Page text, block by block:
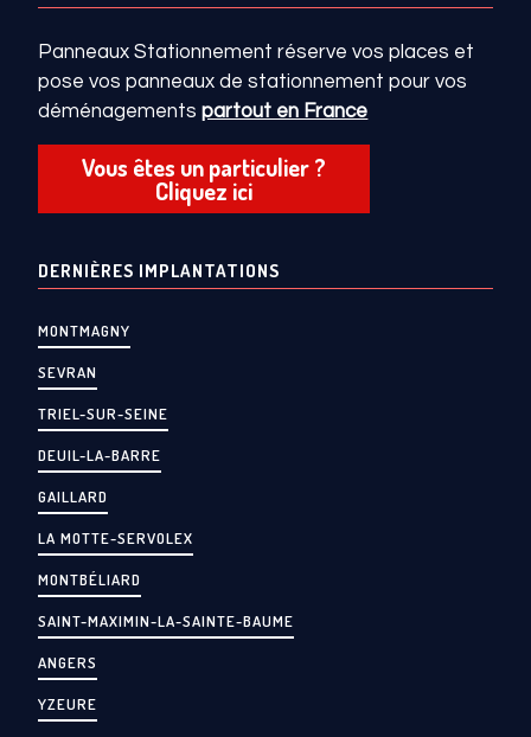
Panneaux Stationnement réserve vos places et
pose vos panneaux de stationnement pour vos
déménagementspartout en France
Vous êtes un particulier ?
Cliquez ici
DERNIÈRES IMPLANTATIONS
MONTMAGNY
SEVRAN
TRIEL-SUR-SEINE
DEUIL-LA-BARRE
GAILLARD
LA MOTTE-SERVOLEX
MONTBÉLIARD
SAINT-MAXIMIN-LA-SAINTE-BAUME
ANGERS
YZEURE